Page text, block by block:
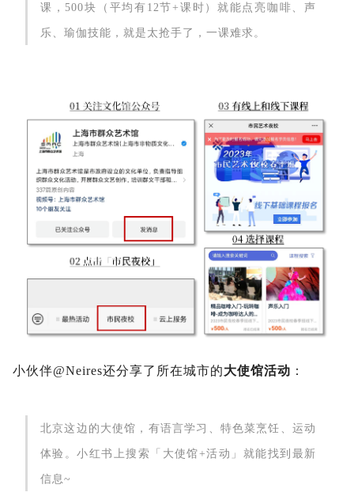
课，500块（平均有12节+课时）就能点亮咖啡、声
乐、瑜伽技能，就是太抢手了，一课难求。
小伙伴@Neires还分享了所在城市的大使馆活动 ：
北京这边的大使馆，有语言学习、特色菜烹饪、运动
体验。小红书上搜索「大使馆+活动」就能找到最新
信息~